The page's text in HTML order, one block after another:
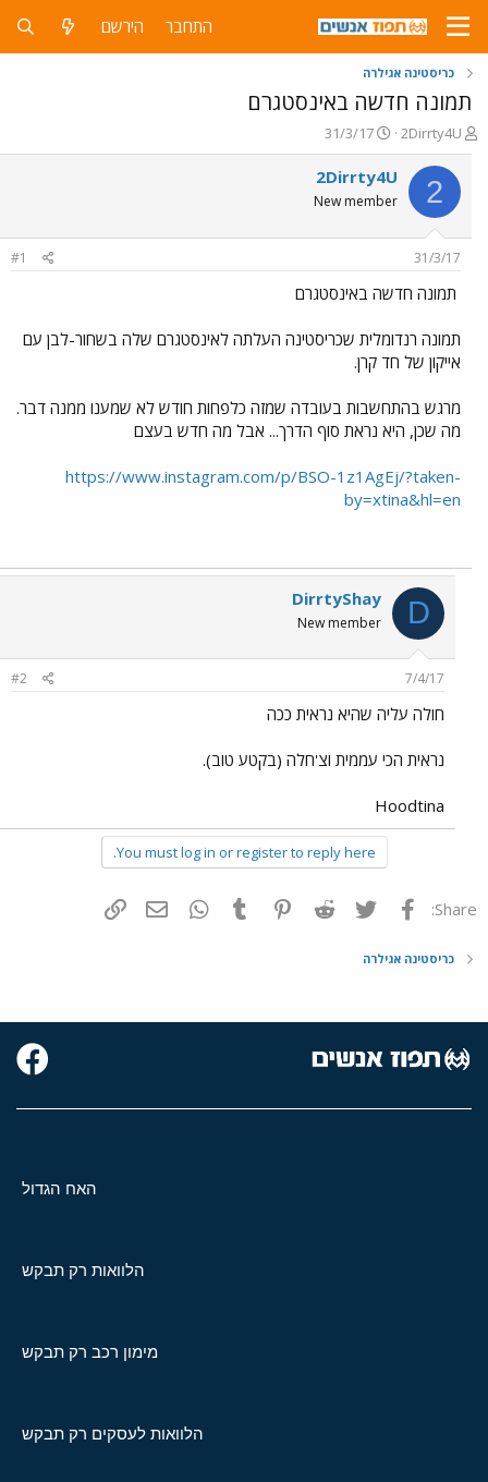
התחבר הירשם
כריסטינה אגילרה
תמונה חדשה באינסטגרם
פ
ו
ת
ח
ה
ש
א
2Dirrty4U
פ
ו
ר
ס
ם
ר
ך
31/3/17
2
2Dirrty4U
New member
31/3/17
#1
תמונה חדשה באינסטגרם
תמונה רנדומלית שכריסטינה העלתה לאינסטגרם שלה בשחור-לבן עם
אייקון של חד קרן.
מרגש בהתחשבות בעובדה שמזה כלפחות חודש לא שמענו ממנה דבר.
מה שכן, היא נראת סוף הדרך... אבל מה חדש בעצם
https://www.instagram.com/p/BSO-1z1AgEj/?taken-
by=xtina&hl=en
D
DirrtyShay
New member
7/4/17
#2
חולה עליה שהיא נראית ככה
נראית הכי עממית וצ'חלה (בקטע טוב).
Hoodtina
You must log in or register to reply here.
Share: פייסבוק Twitter
Reddit
Pinterest
Tumblr
WhatsAppדואר אלקטרוני
כריסטינה אגילרה
האח הגדול
הלוואות רק תבקש
מימון רכב רק תבקש
הלוואות לעסקים רק תבקש